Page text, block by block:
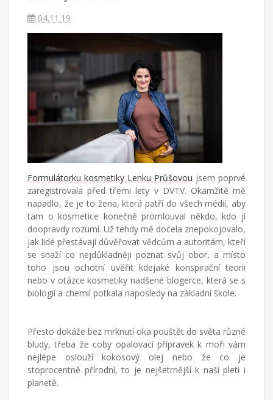
horší
než
syntetika,
zapomínáme
na
zdravý
rozum
Češka
provdaná
Američana
žijící
Turecku
blog
životě
cizích
zemích,
04.11.19
Formulátorku kosmetiky Lenku Průšovou jsem poprvé
zaregistrovala před třemi lety v DVTV. Okamžitě mě
napadlo, že je to žena, která patří do všech médií, aby
tam o kosmetice konečně promlouval někdo, kdo jí
doopravdy rozumí. Už tehdy mě docela znepokojovalo,
jak lidé přestávají důvěřovat vědcům a autoritám, kteří
se snaží co nejdůkladněji poznat svůj obor, a místo
toho jsou ochotní uvěřit kdejaké konspirační teorii
nebo v otázce kosmetiky nadšené blogerce, která se s
biologií a chemií potkala naposledy na základní škole.
Přesto dokáže bez mrknutí oka pouštět do světa různé
bludy, třeba že coby opalovací přípravek k moři vám
nejlépe oslouží kokosový olej nebo že co je
stoprocentně přírodní, to je nejšetrnější k naší pleti i
planetě.